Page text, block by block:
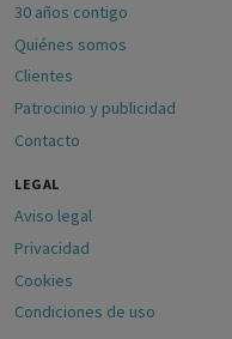
30 años contigo
Quiénes somos
Clientes
Patrocinio y publicidad
Contacto
LEGAL
Aviso legal
Privacidad
Cookies
Condiciones de uso